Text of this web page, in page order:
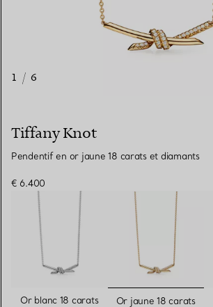
1 / 6
Tiffany Knot
Pendentif en or jaune 18 carats et diamants
€ 6.400
Or blanc 18 carats Or jaune 18 carats